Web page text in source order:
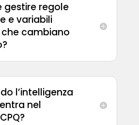
gestire regole
e variabili
cambiano
l’intelligenza
nel